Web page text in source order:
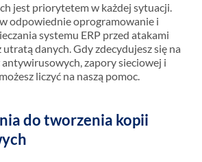
jest priorytetem w każdej sytuacji.
odpowiednie oprogramowanie i
systemu ERP przed atakami
danych. Gdy zdecydujesz się na
zapory sieciowej i
liczyć na naszą pomoc.
do tworzenia kopii